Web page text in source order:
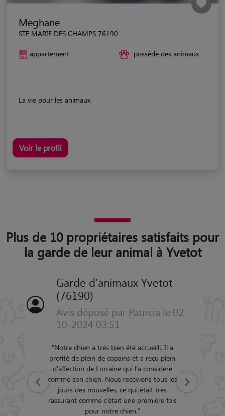
Meghane
STE MARIE DES CHAMPS 76190
appartement possède des animaux
La vie pour les animaux.
Voir le profil
Plus de 10 propriétaires satisfaits pour
la garde de leur animal à Yvetot
Garde d'animaux Yvetot
(76190)
Avis déposé par Patricia le 02-
10-2024 03:51
"Notre chien a très bien été accueilli. Il a
profité de plein de copains et a reçu plein
d'affection de Lorraine qui l'a considéré
comme son chien. Nous recevions tous les
jours des nouvelles, ce qui était très
rassurant comme c'était une première fois
pour notre chien."
Précédent Suivant